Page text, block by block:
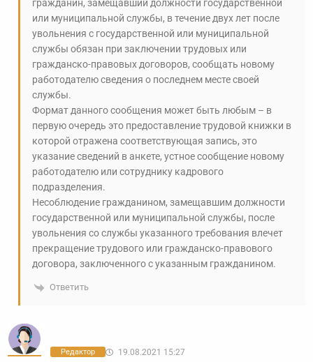
гражданин, замещавший должности государственной
или муниципальной службы, в течение двух лет после
увольнения с государственной или муниципальной
службы обязан при заключении трудовых или
гражданско-правовых договоров, сообщать новому
работодателю сведения о последнем месте своей
службы.
Формат данного сообщения может быть любым – в
первую очередь это предоставление трудовой книжки в
которой отражена соответствующая запись, это
указание сведений в анкете, устное сообщение новому
работодателю или сотруднику кадрового
подразделения.
Несоблюдение гражданином, замещавшим должности
государственной или муниципальной службы, после
увольнения со службы указанного требования влечет
прекращение трудового или гражданско-правового
договора, заключенного с указанным гражданином.
Ответить
Редактор 19.08.2021 15:27